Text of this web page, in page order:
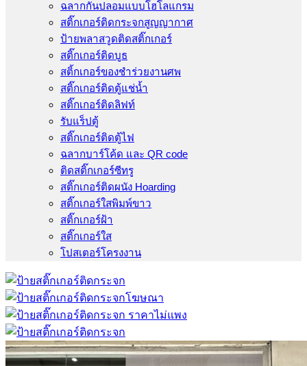
ฉลากกันปลอมแบบโฮโลแกรม
สติ๊กเกอร์ติดกระจกสูญญากาศ
ป้ายพลาสวูดติดสติ๊กเกอร์
สติ๊กเกอร์ติดบูธ
สติ้กเกอร์ของชำร่วยงานศพ
สติ๊กเกอร์ติดตู้แช่น้ำ
สติ๊กเกอร์ติดลิฟท์
รับแร็ปตู้
สติ๊กเกอร์ติดตู้ไฟ
ฉลากบาร์โค้ด และ QR code
ติดสติ๊กเกอร์ซีทรู
สติ๊กเกอร์ติดผนัง Hoarding
สติ๊กเกอร์ใสพิมพ์ขาว
สติ๊กเกอร์ฝ้า
สติ๊กเกอร์ใส
โปสเตอร์โครงงาน